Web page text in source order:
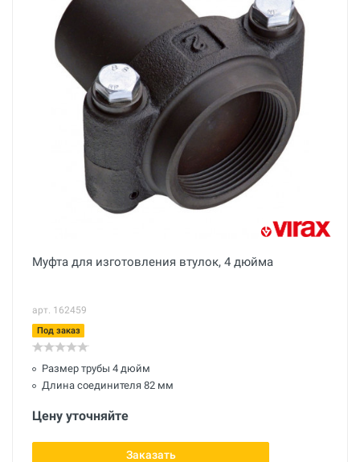
Муфта для изготовления втулок, 4 дюйма
арт. 162459
Под заказ
Размер трубы 4 дюйм
Длина соединителя 82 мм
Цену уточняйте
Заказать